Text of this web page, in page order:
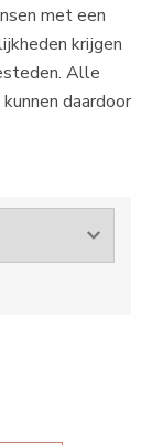
met een
krijgen
Alle
daardoor